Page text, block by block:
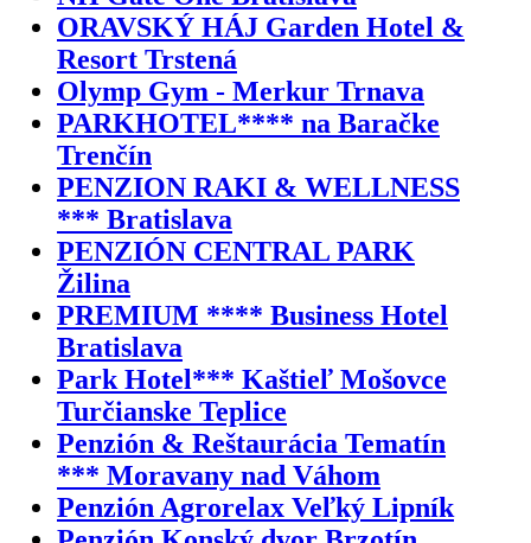
ORAVSKÝ HÁJ Garden Hotel &
Resort Trstená
Olymp Gym - Merkur Trnava
PARKHOTEL**** na Baračke
Trenčín
PENZION RAKI & WELLNESS
*** Bratislava
PENZIÓN CENTRAL PARK
Žilina
PREMIUM **** Business Hotel
Bratislava
Park Hotel*** Kaštieľ Mošovce
Turčianske Teplice
Penzión & Reštaurácia Tematín
*** Moravany nad Váhom
Penzión Agrorelax Veľký Lipník